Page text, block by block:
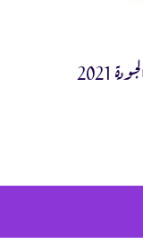
2021